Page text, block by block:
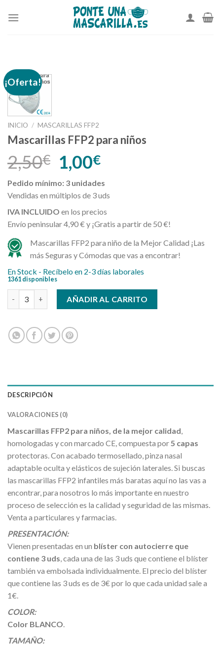
¡Oferta!
INICIO / MASCARILLAS FFP2
Mascarillas FFP2 para niños
2,50€ 1,00€
Pedido mínimo: 3 unidades
Vendidas en múltiplos de 3 uds
IVA INCLUIDO en los precios
Envío peninsular 4,90 € y ¡Gratis a partir de 50 €!
Mascarillas FFP2 para niño de la Mejor Calidad ¡Las
más Seguras y Cómodas que vas a encontrar!
En Stock - Recíbelo en 2-3 días laborales
1361 disponibles
Mascarillas FFP2 para niños cantidad
AÑADIR AL CARRITO
DESCRIPCIÓN
VALORACIONES (0)
Mascarillas FFP2 para niños, de la mejor calidad
homologadas y con marcado CE, compuesta por 5 capas
protectoras. Con acabado termosellado, pinza nasal
adaptable oculta y elásticos de sujeción laterales. Si buscas
las mascarillas FFP2 infantiles más baratas aquí no las vas a
encontrar, para nosotros lo más importante en nuestro
proceso de selección es la calidad y seguridad de las mismas.
Venta a particulares y farmacias.
PRESENTACIÓN:
Vienen presentadas en un blíster con autocierre que
contiene 3 uds , cada una de las 3 uds que contiene el blíster
también va embolsada individualmente. El precio del blíster
que contiene las 3 uds es de 3€ por lo que cada unidad sale a
1€.
COLOR:
Color BLANCO
TAMAÑO: